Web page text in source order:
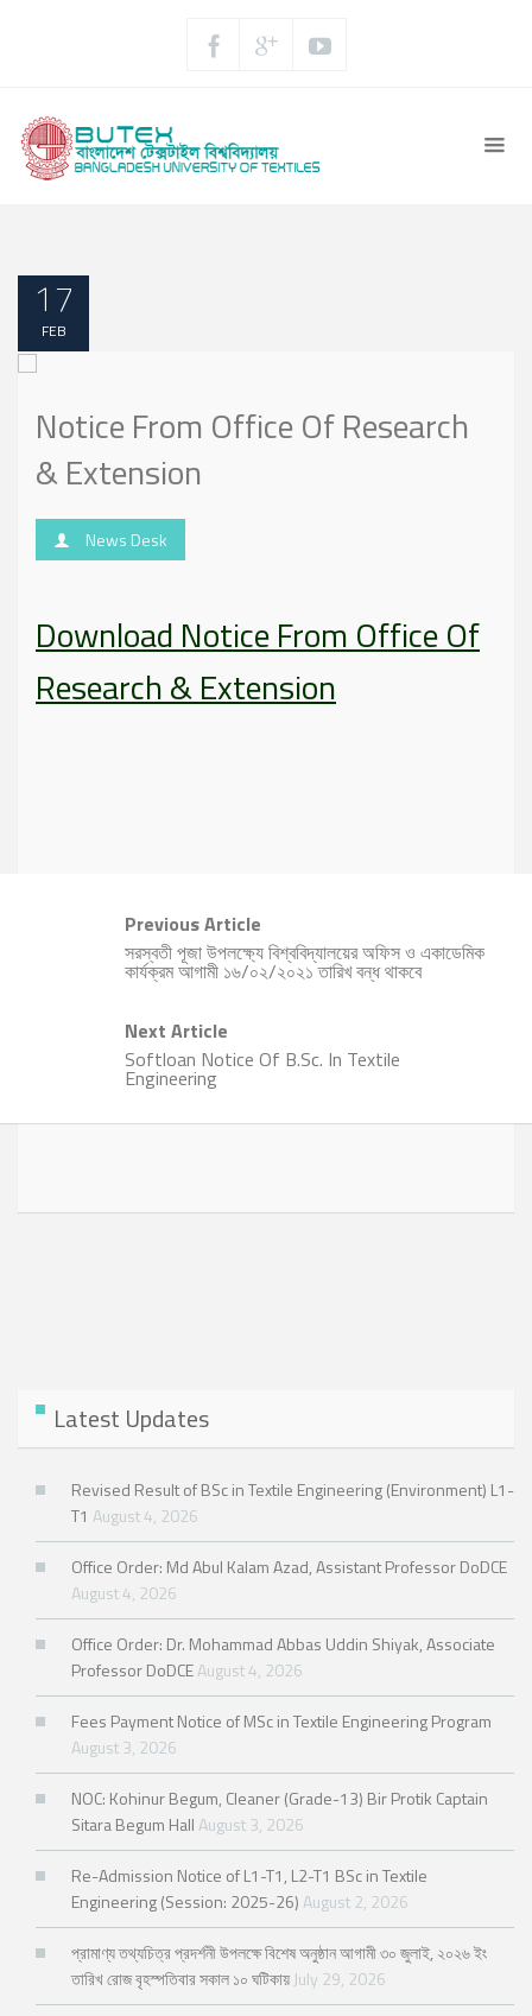
17
FEB
Notice From Office Of Research
& Extension
News Desk
Download Notice From Office Of
Research & Extension
Previous Article
সরস্বতী পূজা উপলক্ষ্যে বিশ্ববিদ্যালয়ের অফিস ও একাডেমিক
কার্যক্রম আগামী ১৬/০২/২০২১ তারিখ বন্ধ থাকবে
Next Article
Softloan Notice Of B.Sc. In Textile
Engineering
Latest Updates
Revised Result of BSc in Textile Engineering (Environment) L1-
T1 August 4, 2026
Office Order: Md Abul Kalam Azad, Assistant Professor DoDCE
August 4, 2026
Office Order: Dr. Mohammad Abbas Uddin Shiyak, Associate
Professor DoDCEAugust 4, 2026
Fees Payment Notice of MSc in Textile Engineering Program
August 3, 2026
NOC: Kohinur Begum, Cleaner (Grade-13) Bir Protik Captain
Sitara Begum HallAugust 3, 2026
Re-Admission Notice of L1-T1, L2-T1 BSc in Textile
Engineering (Session: 2025-26)August 2, 2026
প্রামাণ্য তথ্যচিত্র প্রদর্শনী উপলক্ষে বিশেষ অনুষ্ঠান আগামী ৩০ জুলাই, ২০২৬ ইং
তারিখ রোজ বৃহস্পতিবার সকাল ১০ ঘটিকায় July 29, 2026